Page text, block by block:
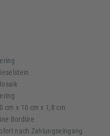
cm x 10 cm x 1,8 cm
Bordüre
nach Zahlungseingang